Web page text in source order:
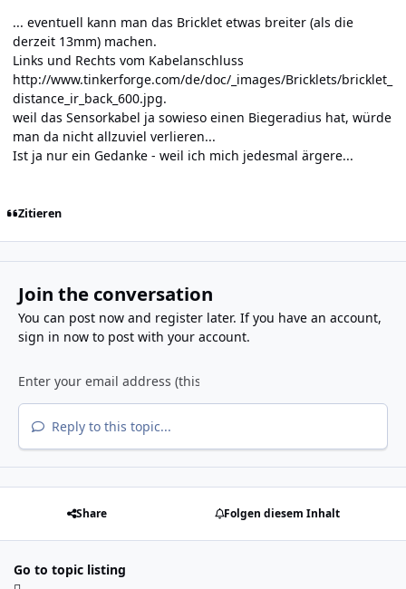
... eventuell kann man das Bricklet etwas breiter (als die
derzeit 13mm) machen.
Links und Rechts vom Kabelanschluss
http://www.tinkerforge.com/de/doc/_images/Bricklets/bricklet_
distance_ir_back_600.jpg.
weil das Sensorkabel ja sowieso einen Biegeradius hat, würde
man da nicht allzuviel verlieren...
Ist ja nur ein Gedanke - weil ich mich jedesmal ärgere...
Zitieren
Join the conversation
You can post now and register later. If you have an account,
sign in nowto post with your account.
Reply to this topic...
Share Folgen diesem Inhalt
Go to topic listing